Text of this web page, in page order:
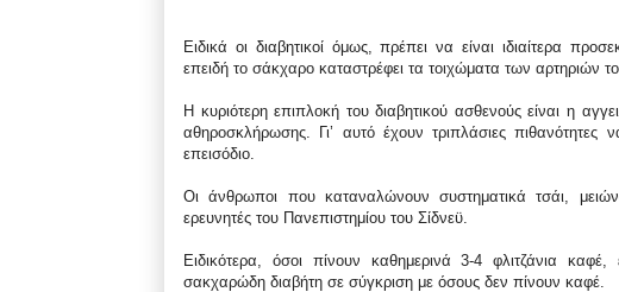
Ειδικά οι διαβητικοί όμως, πρέπει να είναι ιδιαίτερα
επειδή το σάκχαρο καταστρέφει τα τοιχώματα των αρτηριών
Η κυριότερη επιπλοκή του διαβητικού ασθενούς είναι η
αθηροσκλήρωσης. Γι’ αυτό έχουν τριπλάσιες
επεισόδιο.
Οι άνθρωποι που καταναλώνουν συστηματικά τσάι,
ερευνητές του Πανεπιστημίου του Σίδνεϋ.
Ειδικότερα, όσοι πίνουν καθημερινά 3-4 φλιτζάνια
σακχαρώδη διαβήτη σε σύγκριση με όσους δεν πίνουν καφέ.